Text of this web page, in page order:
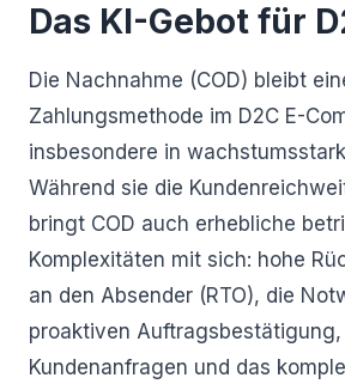
Das KI-Gebot für
Die Nachnahme (COD) bleibt
Zahlungsmethode im D2C E-
insbesondere in
Während sie die
bringt COD auch erhebliche
Komplexitäten mit sich: hohe
an den Absender (RTO), die
proaktiven
Kundenanfragen und das